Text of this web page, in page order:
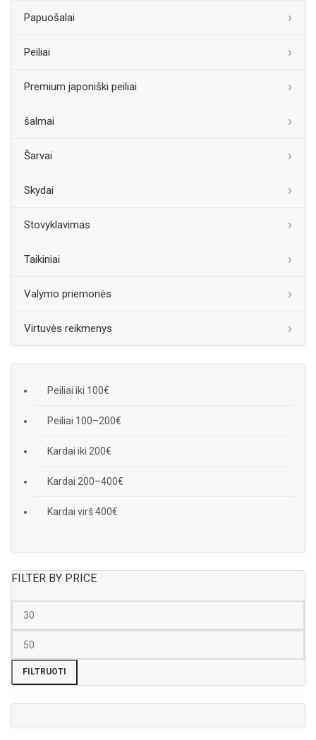
Papuošalai
Peiliai
Premium japoniški peiliai
šalmai
Šarvai
Skydai
Stovyklavimas
Taikiniai
Valymo priemonės
Virtuvės reikmenys
Peiliai iki 100€
Peiliai 100–200€
Kardai iki 200€
Kardai 200–400€
Kardai virš 400€
FILTER BY PRICE
FILTRUOTI